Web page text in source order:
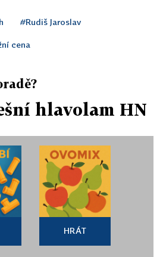
#Rudiš Jaroslav
cena
hlavolam HN
HRÁT